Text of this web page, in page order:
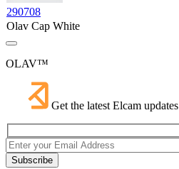
290708
Olav Cap White
OLAV™
Get the latest Elcam updates